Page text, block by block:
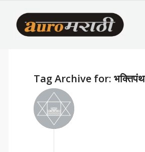
Tag Archive for: भक्तिपंथ